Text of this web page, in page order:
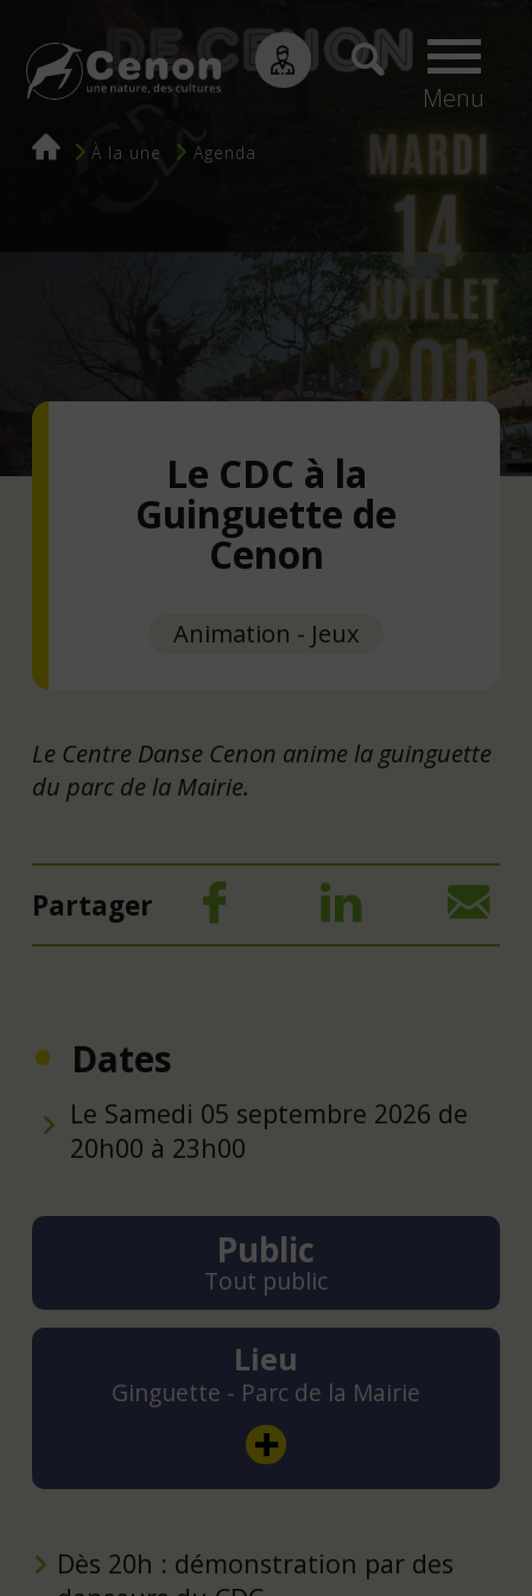
Menu
Fil
À la une Agenda
Le CDC à la
Guinguette de
Cenon
Animation - Jeux
Le Centre Danse Cenon anime la guinguette
du parc de la Mairie.
Partager
Dates
Le Samedi 05 septembre 2026 de
20h00 à 23h00
Public
Tout public
Lieu
Ginguette - Parc de la Mairie
Dès 20h : démonstration par des